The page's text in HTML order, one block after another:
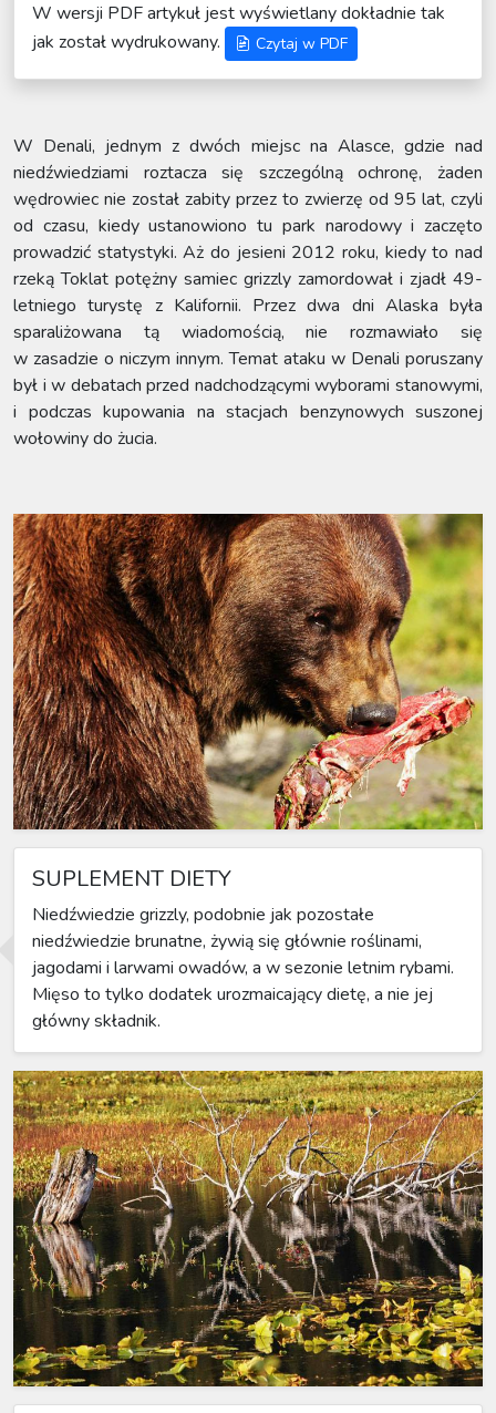
W wersji PDF artykuł jest wyświetlany dokładnie tak
jak został wydrukowany.
Czytaj w PDF
W Denali, jednym z dwóch miejsc na Alasce, gdzie nad
niedźwiedziami roztacza się szczególną ochronę, żaden
wędrowiec nie został zabity przez to zwierzę od 95 lat, czyli
od czasu, kiedy ustanowiono tu park narodowy i zaczęto
prowadzić statystyki. Aż do jesieni 2012 roku, kiedy to nad
rzeką Toklat potężny samiec grizzly zamordował i zjadł 49-
letniego turystę z Kalifornii. Przez dwa dni Alaska była
sparaliżowana tą wiadomością, nie rozmawiało się
w zasadzie o niczym innym. Temat ataku w Denali poruszany
był i w debatach przed nadchodzącymi wyborami stanowymi,
i podczas kupowania na stacjach benzynowych suszonej
wołowiny do żucia.
SUPLEMENT DIETY
Niedźwiedzie grizzly, podobnie jak pozostałe
niedźwiedzie brunatne, żywią się głównie roślinami,
jagodami i larwami owadów, a w sezonie letnim rybami.
Mięso to tylko dodatek urozmaicający dietę, a nie jej
główny składnik.